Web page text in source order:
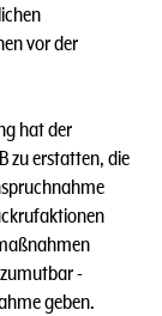
vor der
hat der
zu erstatten, die
-
geben.